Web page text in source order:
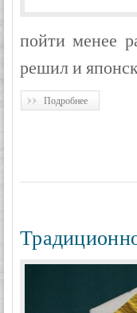
пойти менее
решил и
Подробнее